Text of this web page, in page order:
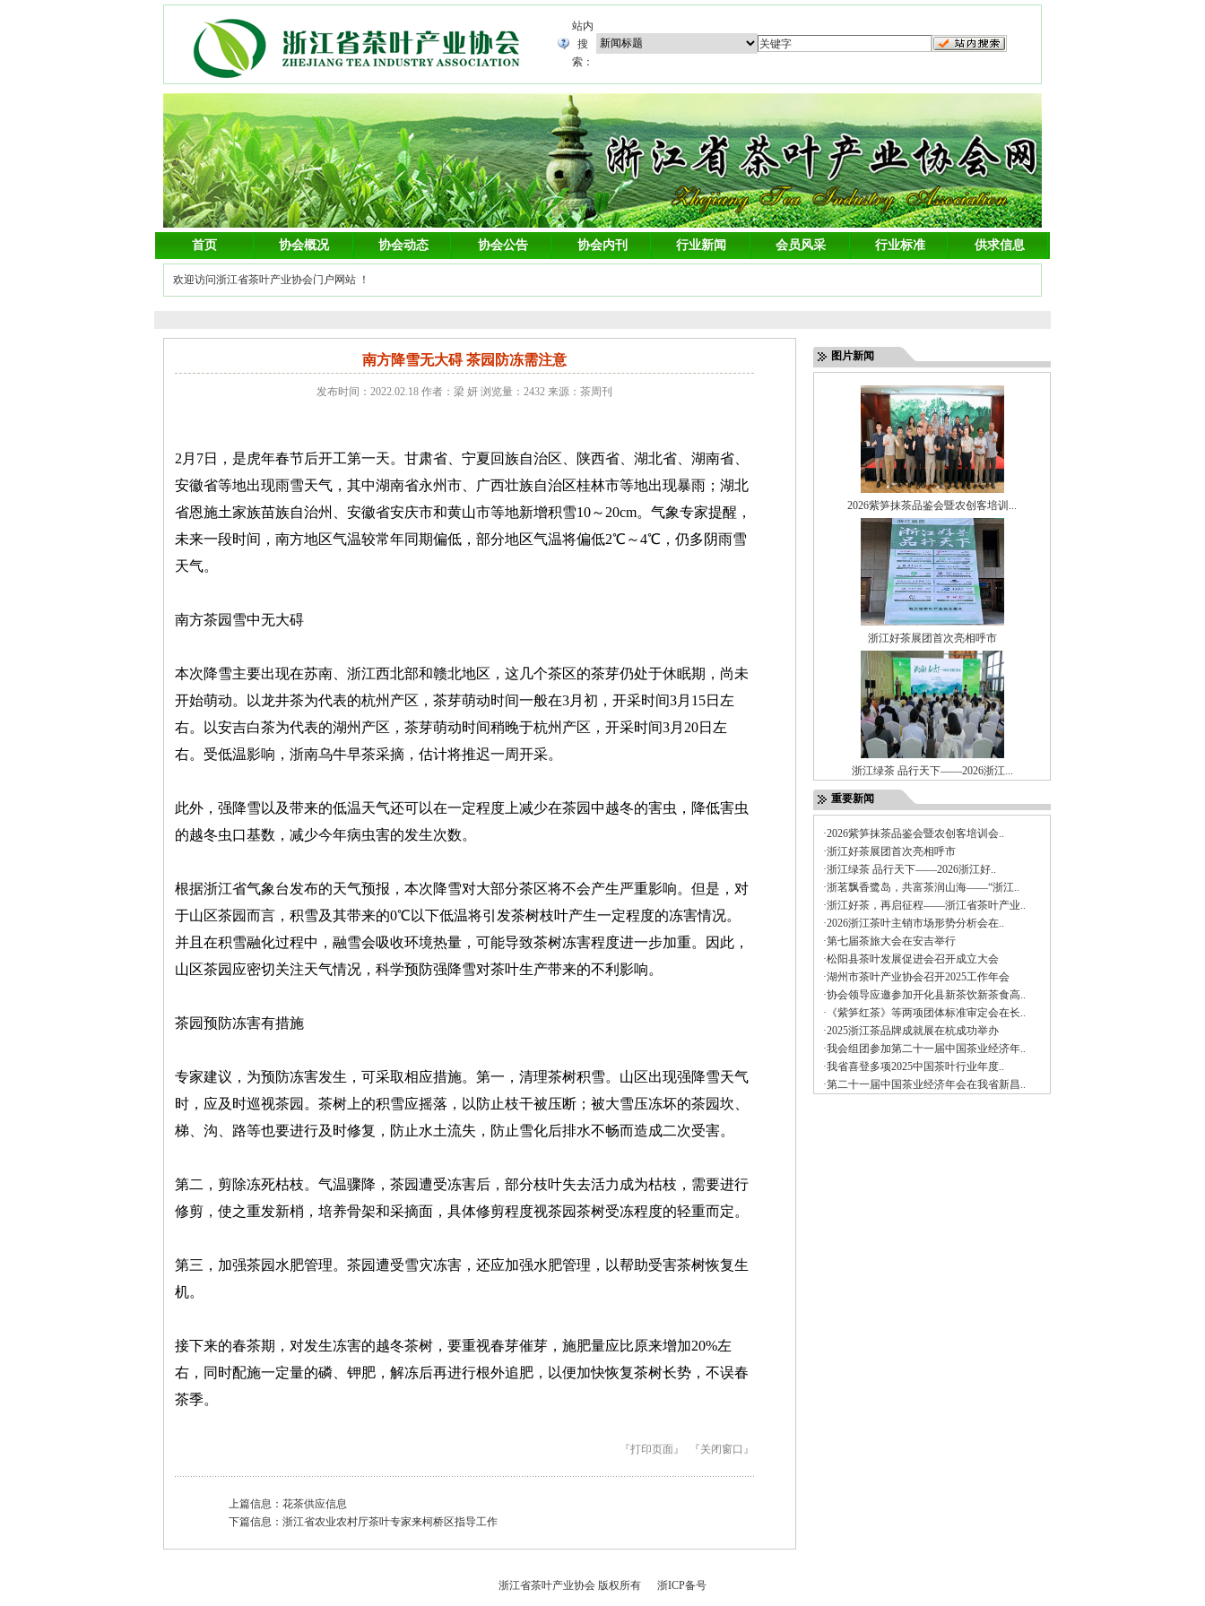
站内
搜
索：
首页 协会概况 协会动态 协会公告 协会内刊 行业新闻 会员风采 行业标准 供求信息
欢迎访问浙江省茶叶产业协会门户网站 ！
南方降雪无大碍 茶园防冻需注意
发布时间：2022.02.18 作者：梁 妍 浏览量：2432 来源：茶周刊
2月7日，是虎年春节后开工第一天。甘肃省、宁夏回族自治区、陕西省、湖北省、湖南省、
安徽省等地出现雨雪天气，其中湖南省永州市、广西壮族自治区桂林市等地出现暴雨；湖北
省恩施土家族苗族自治州、安徽省安庆市和黄山市等地新增积雪10～20cm。气象专家提醒，
未来一段时间，南方地区气温较常年同期偏低，部分地区气温将偏低2℃～4℃，仍多阴雨雪
天气。
南方茶园雪中无大碍
本次降雪主要出现在苏南、浙江西北部和赣北地区，这几个茶区的茶芽仍处于休眠期，尚未
开始萌动。以龙井茶为代表的杭州产区，茶芽萌动时间一般在3月初，开采时间3月15日左
右。以安吉白茶为代表的湖州产区，茶芽萌动时间稍晚于杭州产区，开采时间3月20日左
右。受低温影响，浙南乌牛早茶采摘，估计将推迟一周开采。
此外，强降雪以及带来的低温天气还可以在一定程度上减少在茶园中越冬的害虫，降低害虫
的越冬虫口基数，减少今年病虫害的发生次数。
根据浙江省气象台发布的天气预报，本次降雪对大部分茶区将不会产生严重影响。但是，对
于山区茶园而言，积雪及其带来的0℃以下低温将引发茶树枝叶产生一定程度的冻害情况。
并且在积雪融化过程中，融雪会吸收环境热量，可能导致茶树冻害程度进一步加重。因此，
山区茶园应密切关注天气情况，科学预防强降雪对茶叶生产带来的不利影响。
茶园预防冻害有措施
专家建议，为预防冻害发生，可采取相应措施。第一，清理茶树积雪。山区出现强降雪天气
时，应及时巡视茶园。茶树上的积雪应摇落，以防止枝干被压断；被大雪压冻坏的茶园坎、
梯、沟、路等也要进行及时修复，防止水土流失，防止雪化后排水不畅而造成二次受害。
第二，剪除冻死枯枝。气温骤降，茶园遭受冻害后，部分枝叶失去活力成为枯枝，需要进行
修剪，使之重发新梢，培养骨架和采摘面，具体修剪程度视茶园茶树受冻程度的轻重而定。
第三，加强茶园水肥管理。茶园遭受雪灾冻害，还应加强水肥管理，以帮助受害茶树恢复生
机。
接下来的春茶期，对发生冻害的越冬茶树，要重视春芽催芽，施肥量应比原来增加20%左
右，同时配施一定量的磷、钾肥，解冻后再进行根外追肥，以便加快恢复茶树长势，不误春
茶季。
『打印页面』 『关闭窗口』
上篇信息： 花茶供应信息
下篇信息： 浙江省农业农村厅茶叶专家来柯桥区指导工作
图片新闻
2026紫笋抹茶品鉴会暨农创客培训...
浙江好茶展团首次亮相呼市
浙江绿茶 品行天下——2026浙江...
重要新闻
·2026紫笋抹茶品鉴会暨农创客培训会..
·浙江好茶展团首次亮相呼市
·浙江绿茶 品行天下——2026浙江好..
·浙茗飘香鹭岛，共富茶润山海——“浙江..
·浙江好茶，再启征程——浙江省茶叶产业..
·2026浙江茶叶主销市场形势分析会在..
·第七届茶旅大会在安吉举行
·松阳县茶叶发展促进会召开成立大会
·湖州市茶叶产业协会召开2025工作年会
·协会领导应邀参加开化县新茶饮新茶食高..
·《紫笋红茶》等两项团体标准审定会在长..
·2025浙江茶品牌成就展在杭成功举办
·我会组团参加第二十一届中国茶业经济年..
·我省喜登多项2025中国茶叶行业年度..
·第二十一届中国茶业经济年会在我省新昌..
浙江省茶叶产业协会 版权所有 浙ICP备号